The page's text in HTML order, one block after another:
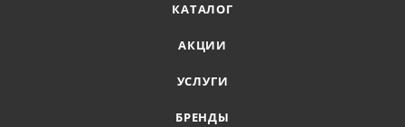
КАТАЛОГ
АКЦИИ
УСЛУГИ
БРЕНДЫ